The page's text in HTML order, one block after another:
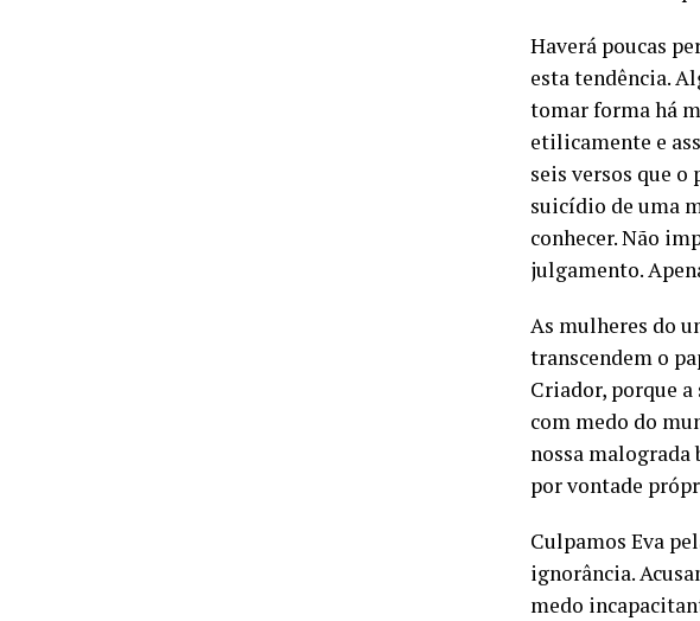
Haverá poucas
esta tendência.
tomar forma há
etilicamente e
seis versos que
suicídio de uma
conhecer. Não
julgamento.
As mulheres do
transcendem o
Criador, porque a
com medo do
nossa malograda
por vontade
Culpamos Eva
ignorância.
medo